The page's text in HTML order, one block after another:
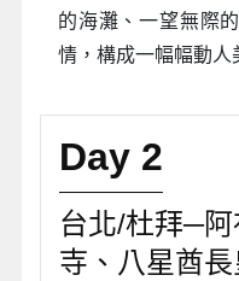
的海灘、一望無際
情，構成一幅幅動人
Day 2
台北/杜拜─
寺、八星酋